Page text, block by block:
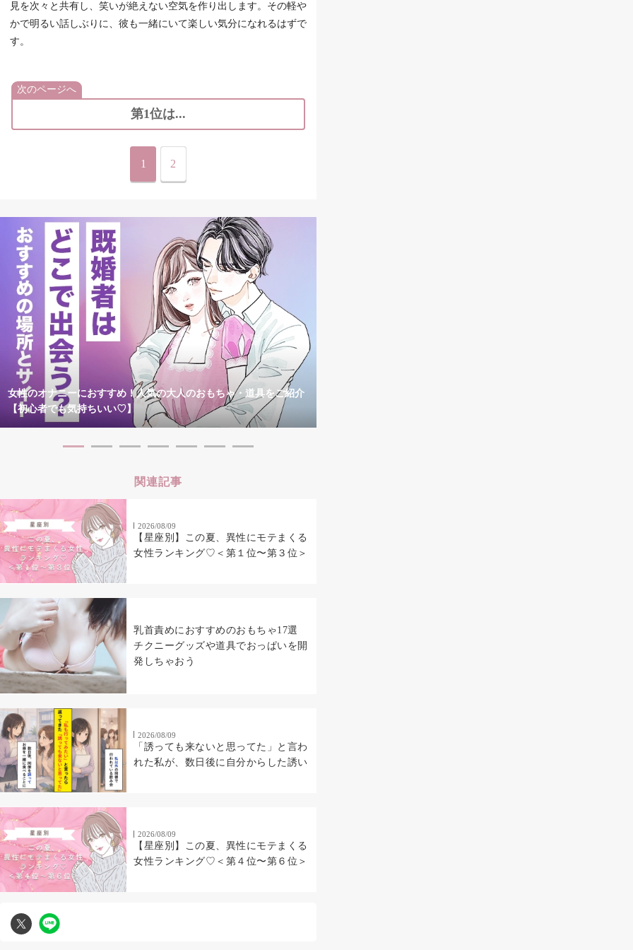
見を次々と共有し、笑いが絶えない空気を作り出します。その軽や
かで明るい話しぶりに、彼も一緒にいて楽しい気分になれるはずで
す。
次のページへ
第1位は...
1 2
女性のオナニーにおすすめ！人気の大人のおもちゃ・道具をご紹介
【初心者でも気持ちいい♡】
関連記事
2026/08/09
【星座別】この夏、異性にモテまくる
女性ランキング♡＜第１位〜第３位＞
乳首責めにおすすめのおもちゃ17選
チクニーグッズや道具でおっぱいを開
発しちゃおう
2026/08/09
「誘っても来ないと思ってた」と言わ
れた私が、数日後に自分からした誘い
2026/08/09
【星座別】この夏、異性にモテまくる
女性ランキング♡＜第４位〜第６位＞